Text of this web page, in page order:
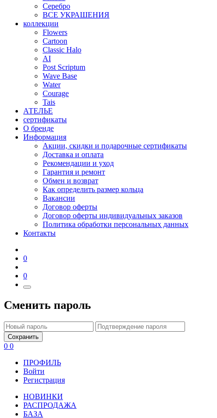
Серебро
ВСЕ УКРАШЕНИЯ
коллекции
Flowers
Cartoon
Classic Halo
AI
Post Scriptum
Wave Base
Water
Courage
Tais
АТЕЛЬЕ
сертификаты
О бренде
Информация
Акции, скидки и подарочные сертификаты
Доставка и оплата
Рекомендации и уход
Гарантия и ремонт
Обмен и возврат
Как определить размер кольца
Вакансии
Договор оферты
Договор оферты индивидуальных заказов
Политика обработки персональных данных
Контакты
0
0
Сменить пароль
Сохранить
0 0
ПРОФИЛЬ
Войти
Регистрация
НОВИНКИ
РАСПРОДАЖА
БАЗА